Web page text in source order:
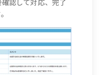
認して対応、完了